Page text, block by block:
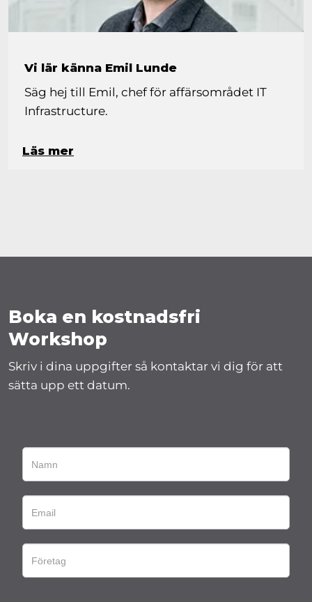
Vi lär känna Emil Lunde
Säg hej till Emil, chef för affärsområdet IT
Infrastructure.
Läs mer
Boka en kostnadsfri
Workshop
Skriv i dina uppgifter så kontaktar vi dig för att
sätta upp ett datum.